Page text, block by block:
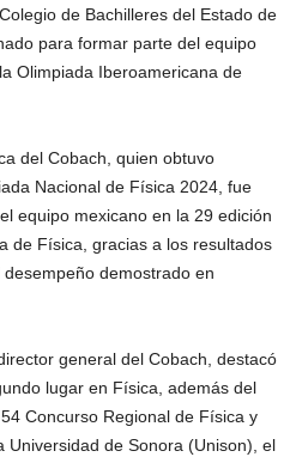
de Bachilleres del Estado de
para formar parte del equipo
Olimpiada Iberoamericana de
del Cobach, quien obtuvo
Nacional de Física 2024, fue
equipo mexicano en la 29 edición
de Física, gracias a los resultados
demostrado en
general del Cobach, destacó
lugar en Física, además del
Concurso Regional de Física y
Universidad de Sonora (Unison), el